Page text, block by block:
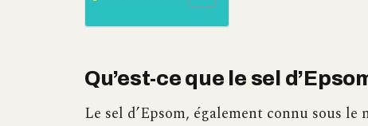
Qu’est-ce que le sel
Le sel d’Epsom, également connu sous